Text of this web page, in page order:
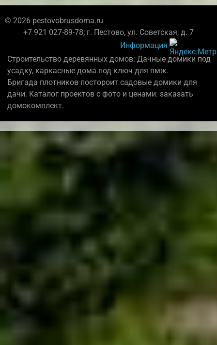
© 2026 pestovobrusdoma.ru
+7 921 027-89-78; г. Пестово, ул. Советская, д. 7
Информация
Строительство деревянных домов: Дачные домики под
усадку, каркасные дома под ключ для пмж.
Бригада плотников постороит садовые домики для
дачи. Каталог проектов с фото и ценами: заказать
домокомплект.